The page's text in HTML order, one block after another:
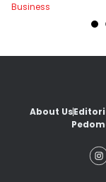
Business
About Us